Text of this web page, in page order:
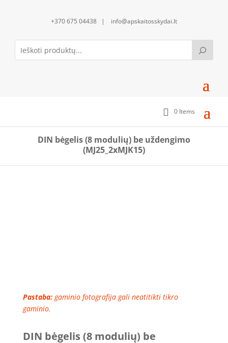
+370 675 04438 | info@apskaitosskydai.lt
0 Items
DIN bėgelis (8 modulių) be uždengimo
(MJ25_2xMJK15)
Pastaba:gaminio fotografija gali neatitikti tikro
gaminio.
DIN bėgelis (8 modulių) be